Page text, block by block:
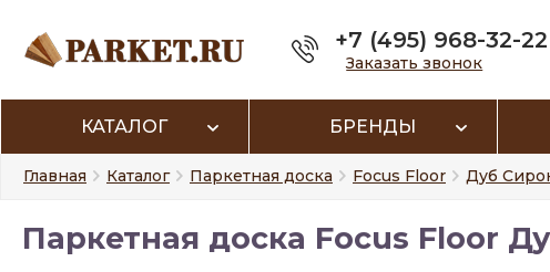
+7 (495) 968-32-22
Заказать звонок
КАТАЛОГ БРЕНДЫ
Главная Каталог Паркетная доска Focus Floor Дуб
Паркетная доска Focus Floor